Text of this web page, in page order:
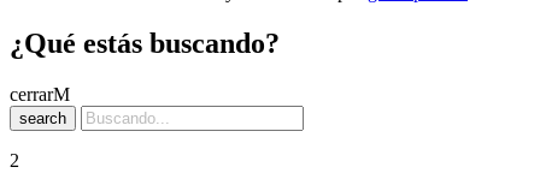
¿Qué estás buscando?
cerrar
search